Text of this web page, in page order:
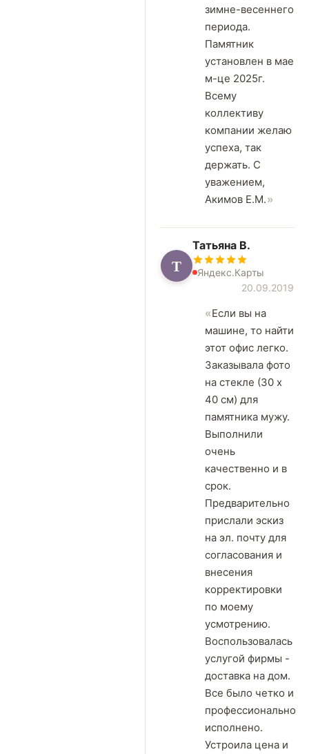
зимне-весеннего
периода.
Памятник
установлен в мае
м-це 2025г.
Всему
коллективу
компании желаю
успеха, так
держать. С
уважением,
Акимов Е.М.
Т
Татьяна В.
Яндекс.Карты
20.09.2019
Если вы на
машине, то найти
этот офис легко.
Заказывала фото
на стекле (30 х
40 см) для
памятника мужу.
Выполнили
очень
качественно и в
срок.
Предварительно
прислали эскиз
на эл. почту для
согласования и
внесения
корректировки
по моему
усмотрению.
Воспользовалась
услугой фирмы -
доставка на дом.
Все было четко и
профессионально
исполнено.
Устроила цена и